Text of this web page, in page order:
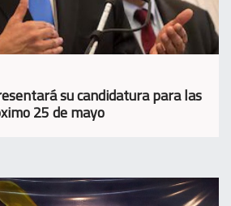
su candidatura para las
25 de mayo